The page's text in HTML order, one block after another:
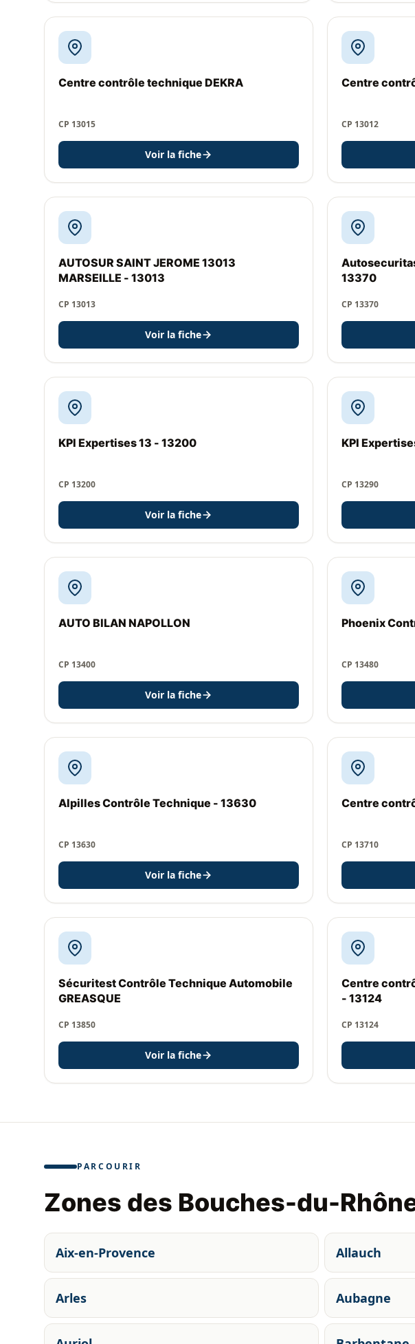
Centre contrôle technique DEKRA
CP 13015
Voir la fiche
Centre
CP 13012
AUTOSUR SAINT JEROME 13013
MARSEILLE - 13013
CP 13013
Voir la fiche
13370
CP 13370
KPI Expertises 13 - 13200
CP 13200
Voir la fiche
KPI
CP 13290
AUTO BILAN NAPOLLON
CP 13400
Voir la fiche
Phoenix
CP 13480
Alpilles Contrôle Technique - 13630
CP 13630
Voir la fiche
Centre
CP 13710
Sécuritest Contrôle Technique Automobile
GREASQUE
CP 13850
Voir la fiche
Centre
- 13124
CP 13124
PARCOURIR
Zones des Bouches-du-
Aix-en-Provence Allauch
Arles Aubagne